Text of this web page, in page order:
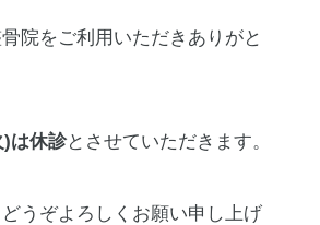
院をご利用いただきありがと
)は休診とさせていただきます。
うぞよろしくお願い申し上げ